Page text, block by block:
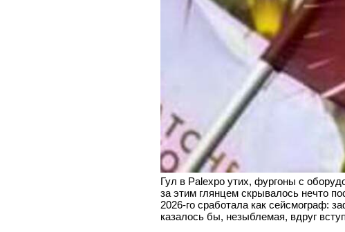
Гул в Palexpo утих, фургоны с
за этим глянцем скрывалось нечто
2026-го сработала как сейсмограф:
казалось бы, незыблемая, вдруг